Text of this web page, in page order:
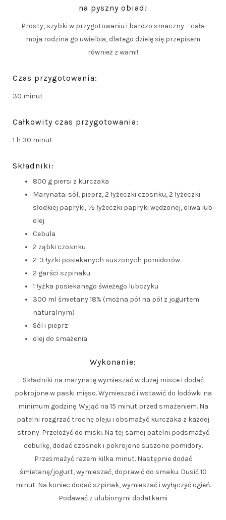
na pyszny obiad!
Prosty, szybki w przygotowaniu i bardzo smaczny – cała
moja rodzina go uwielbia, dlatego dzielę się przepisem
również z wami!
Czas przygotowania:
30 minut
Całkowity czas przygotowania:
1 h 30 minut
Składniki:
800 g piersi z kurczaka
Marynata: sól, pieprz, 2 łyżeczki czosnku, 2 łyżeczki
słodkiej papryki, ½ łyżeczki papryki wędzonej, oliwa lub
olej
Cebula
2 ząbki czosnku
2-3 łyżki posiekanych suszonych pomidorów
2 garści szpinaku
1 łyżka posiekanego świeżego lubczyku
300 ml śmietany 18% (można pół na pół z jogurtem
naturalnym)
Sól i pieprz
olej do smażenia
Wykonanie:
Składniki na marynatę wymieszać w dużej misce i dodać
pokrojone w paski mięso. Wymieszać i wstawić do lodówki na
minimum godzinę. Wyjąć na 15 minut przed smażeniem. Na
patelni rozgrzać trochę oleju i obsmażyć kurczaka z każdej
strony. Przełożyć do miski. Na tej samej patelni podsmażyć
cebulkę, dodać czosnek i pokrojone suszone pomidory.
Przesmażyć razem kilka minut. Następnie dodać
śmietanę/jogurt, wymieszać, doprawić do smaku. Dusić 10
minut. Na koniec dodać szpinak, wymieszać i wyłączyć ogień.
Podawać z ulubionymi dodatkami